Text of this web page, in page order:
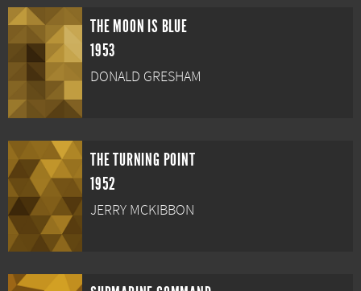
THE MOON IS BLUE
1953
DONALD GRESHAM
THE TURNING POINT
1952
JERRY MCKIBBON